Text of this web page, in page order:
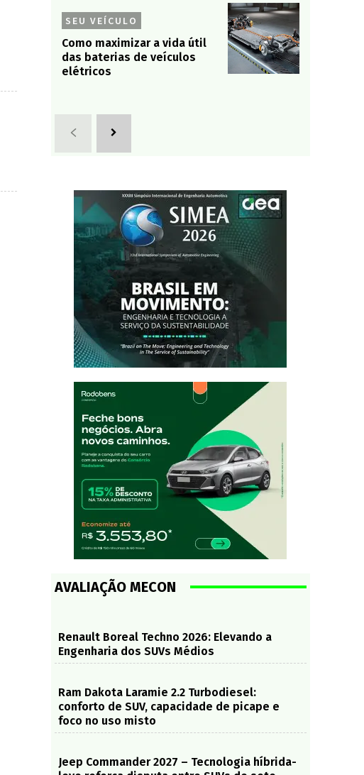
SEU VEÍCULO
Como maximizar a vida útil
das baterias de veículos
elétricos
AVALIAÇÃO MECON
Renault Boreal Techno 2026: Elevando a
Engenharia dos SUVs Médios
Ram Dakota Laramie 2.2 Turbodiesel:
conforto de SUV, capacidade de picape e
foco no uso misto
Jeep Commander 2027 – Tecnologia híbrida-